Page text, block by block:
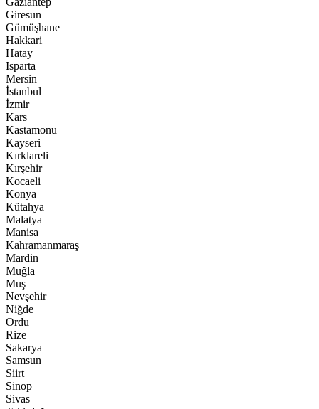
Giresun
Gümüşhane
Hakkari
Hatay
Isparta
Mersin
İstanbul
İzmir
Kars
Kastamonu
Kayseri
Kırklareli
Kırşehir
Kocaeli
Konya
Kütahya
Malatya
Manisa
Kahramanmaraş
Mardin
Muğla
Muş
Nevşehir
Niğde
Ordu
Rize
Sakarya
Samsun
Siirt
Sinop
Sivas